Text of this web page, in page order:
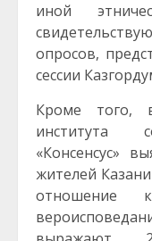
иной
опросов,
сессии
Кроме того,
института
«Консенсус»
жителей
отношение